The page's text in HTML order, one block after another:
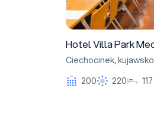
Hotel Villa Park
Ciechocinek,
200
220 117